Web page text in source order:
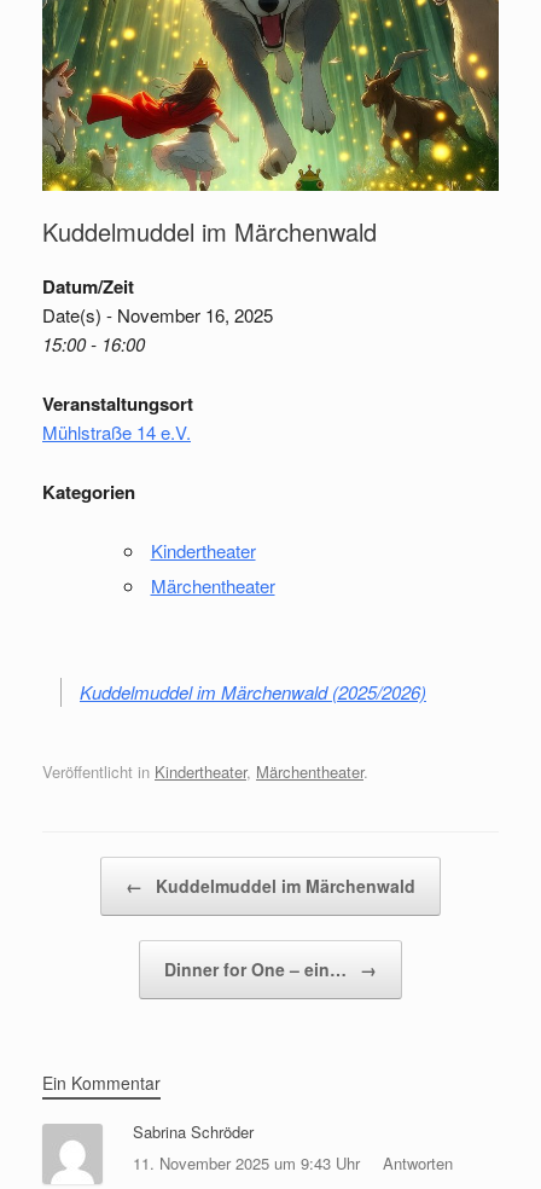
Kuddelmuddel im Märchenwald
Datum/Zeit
Date(s) - November 16, 2025
15:00 - 16:00
Veranstaltungsort
Mühlstraße 14 e.V.
Kategorien
Kindertheater
Märchentheater
Kuddelmuddel im Märchenwald (2025/2026)
Veröffentlicht in Kindertheater, Märchentheater.
← Kuddelmuddel im Märchenwald
Dinner for One – ein… →
Ein Kommentar
Sabrina Schröder
11. November 2025 um 9:43 Uhr
Antworten